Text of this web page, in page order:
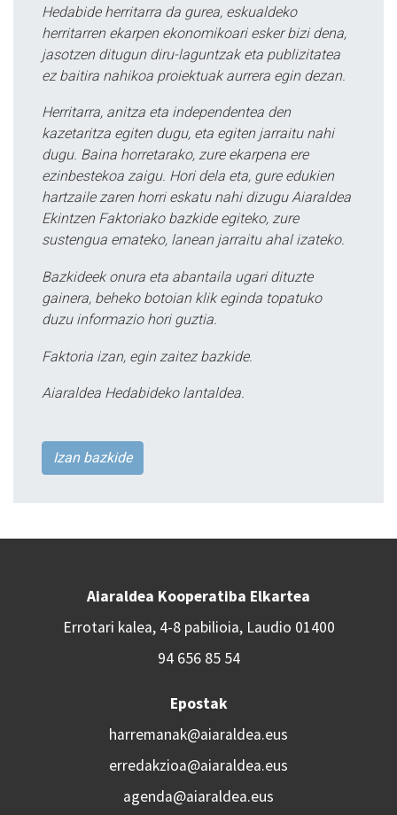
Hedabide herritarra da gurea, eskualdeko
herritarren ekarpen ekonomikoari esker bizi dena,
jasotzen ditugun diru-laguntzak eta publizitatea
ez baitira nahikoa proiektuak aurrera egin dezan.
Herritarra, anitza eta independentea den
kazetaritza egiten dugu, eta egiten jarraitu nahi
dugu. Baina horretarako, zure ekarpena ere
ezinbestekoa zaigu. Hori dela eta, gure edukien
hartzaile zaren horri eskatu nahi dizugu Aiaraldea
Ekintzen Faktoriako bazkide egiteko, zure
sustengua emateko, lanean jarraitu ahal izateko.
Bazkideek onura eta abantaila ugari dituzte
gainera, beheko botoian klik eginda topatuko
duzu informazio hori guztia.
Faktoria izan, egin zaitez bazkide.
Aiaraldea Hedabideko lantaldea.
Izan bazkide
Aiaraldea Kooperatiba Elkartea
Errotari kalea, 4-8 pabilioia, Laudio 01400
94 656 85 54
Epostak
harremanak@aiaraldea.eus
erredakzioa@aiaraldea.eus
agenda@aiaraldea.eus